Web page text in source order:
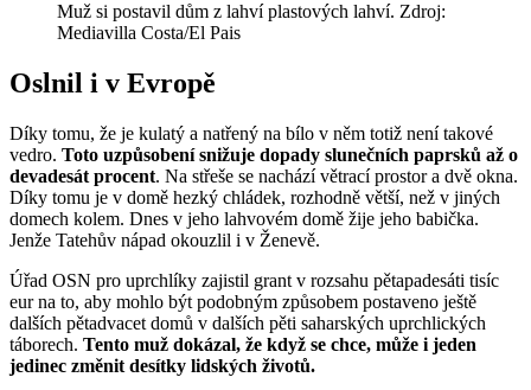
Muž si postavil dům z lahví plastových lahví. Zdroj:
Mediavilla Costa/El Pais
Oslnil i v Evropě
Díky tomu, že je kulatý a natřený na bílo v něm totiž není takové
vedro. Toto uzpůsobení snižuje dopady slunečních paprsků až o
devadesát procent. Na střeše se nachází větrací prostor a dvě okna.
Díky tomu je v domě hezký chládek, rozhodně větší, než v jiných
domech kolem. Dnes v jeho lahvovém domě žije jeho babička.
Jenže Tatehův nápad okouzlil i v Ženevě.
Úřad OSN pro uprchlíky zajistil grant v rozsahu pětapadesáti tisíc
eur na to, aby mohlo být podobným způsobem postaveno ještě
dalších pětadvacet domů v dalších pěti saharských uprchlických
táborech. Tento muž dokázal, že když se chce, může i jeden
jedinec změnit desítky lidských životů.